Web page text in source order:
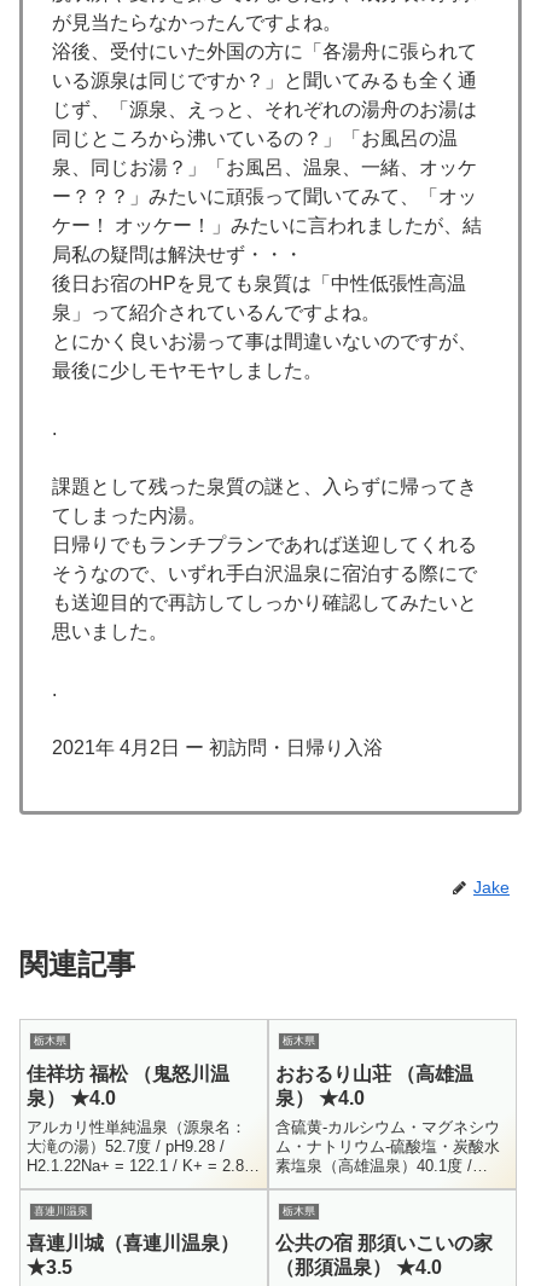
が見当たらなかったんですよね。
浴後、受付にいた外国の方に「各湯舟に張られて
いる源泉は同じですか？」と聞いてみるも全く通
じず、「源泉、えっと、それぞれの湯舟のお湯は
同じところから沸いているの？」「お風呂の温
泉、同じお湯？」「お風呂、温泉、一緒、オッケ
ー？？？」みたいに頑張って聞いてみて、「オッ
ケー！ オッケー！」みたいに言われましたが、結
局私の疑問は解決せず・・・
後日お宿のHPを見ても泉質は「中性低張性高温
泉」って紹介されているんですよね。
とにかく良いお湯って事は間違いないのですが、
最後に少しモヤモヤしました。
.
課題として残った泉質の謎と、入らずに帰ってき
てしまった内湯。
日帰りでもランチプランであれば送迎してくれる
そうなので、いずれ手白沢温泉に宿泊する際にで
も送迎目的で再訪してしっかり確認してみたいと
思いました。
.
2021年 4月2日 ー 初訪問・日帰り入浴
Jake
関連記事
栃木県
佳祥坊 福松 （鬼怒川温
泉） ★4.0
アルカリ性単純温泉（源泉名：
大滝の湯）52.7度 / pH9.28 /
H2.1.22Na+ = 122.1 / K+ = 2.8 /
Ca+ = 70.9 / Mg+ = 0.1...
栃木県
おおるり山荘 （高雄温
泉） ★4.0
含硫黄-カルシウム・マグネシウ
ム・ナトリウム-硫酸塩・炭酸水
素塩泉（高雄温泉）40.1度 /
ph6.1 / 800.01L / 動力 /
H15.12.12Na+ = 55.3 ...
喜連川温泉
喜連川城（喜連川温泉）
★3.5
栃木県
公共の宿 那須いこいの家
（那須温泉） ★4.0